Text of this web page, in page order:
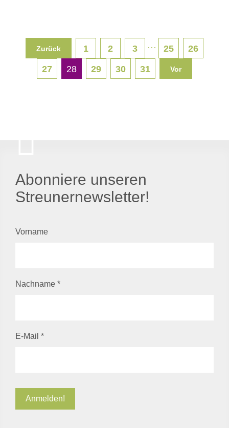
Zurück 1 2 3 ··· 25
26
27
28 29 30 31 Vor
Abonniere unseren
Streunernewsletter!
Vorname
Nachname *
E-Mail *